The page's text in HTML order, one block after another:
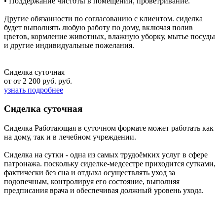
Другие обязанности по согласованию с клиентом. сиделка
будет выполнять любую работу по дому, включая полив
цветов, кормление животных, влажную уборку, мытье посуды
и другие индивидуальные пожелания.
Сиделка суточная
от от 2 200 руб. руб.
узнать подробнее
Сиделка суточная
Сиделка Работающая в суточном формате может работать как
на дому, так и в лечебном учреждении.
Сиделка на сутки - одна из самых трудоёмких услуг в сфере
патронажа. поскольку сиделке-медсестре приходится сутками,
фактически без сна и отдыха осуществлять уход за
подопечным, контролируя его состояние, выполняя
предписания врача и обеспечивая должный уровень ухода.